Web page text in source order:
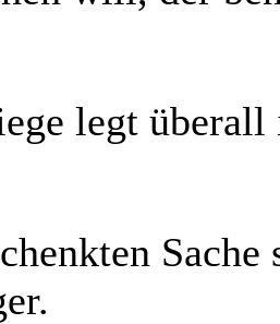
legt überall